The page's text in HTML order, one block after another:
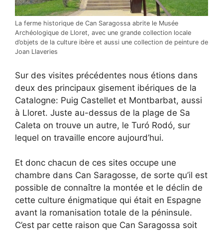
La ferme historique de Can Saragossa abrite le Musée
Archéologique de Lloret, avec une grande collection locale
d’objets de la culture ibère et aussi une collection de peinture de
Joan Llaveries
Sur des visites précédentes nous étions dans
deux des principaux gisement ibériques de la
Catalogne: Puig Castellet et Montbarbat, aussi
à Lloret. Juste au-dessus de la plage de Sa
Caleta on trouve un autre, le Turó Rodó, sur
lequel on travaille encore aujourd’hui.
Et donc chacun de ces sites occupe une
chambre dans Can Saragosse, de sorte qu’il est
possible de connaître la montée et le déclin de
cette culture énigmatique qui était en Espagne
avant la romanisation totale de la péninsule.
C’est par cette raison que Can Saragossa soit